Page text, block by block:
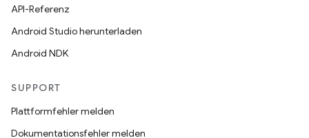
API-Referenz
Android Studio herunterladen
Android NDK
SUPPORT
Plattformfehler melden
Dokumentationsfehler melden